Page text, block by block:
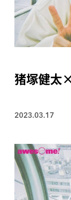
猪塚健太
2023.03.17